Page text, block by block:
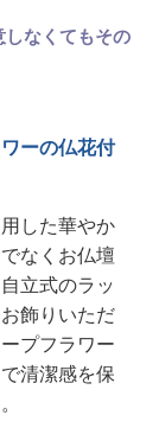
しなくてもその
ーの仏花付
した華やか
なくお仏壇
立式のラッ
飾りいただ
プフラワー
清潔感を保